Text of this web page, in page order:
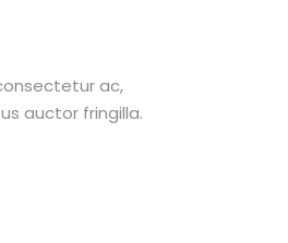
ac,
auctor fringilla.